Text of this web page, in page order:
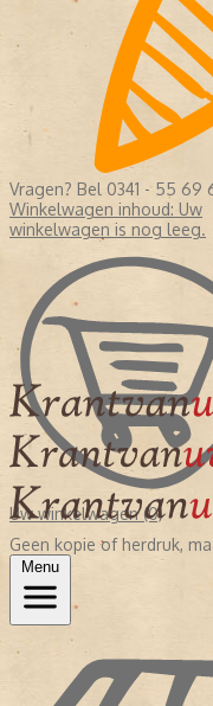
Vragen? Bel 0341 - 55 69
Winkelwagen inhoud: Uw
winkelwagen is nog leeg.
Uw winkelwagen (0)
Geen kopie of herdruk,
Menu